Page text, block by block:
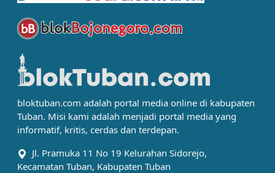
bloktuban.com adalah portal media online di kabupaten
Tuban. Misi kami adalah menjadi portal media yang
informatif, kritis, cerdas dan terdepan.
Jl. Pramuka 11 No 19 Kelurahan Sidorejo,
Kecamatan Tuban, Kabupaten Tuban